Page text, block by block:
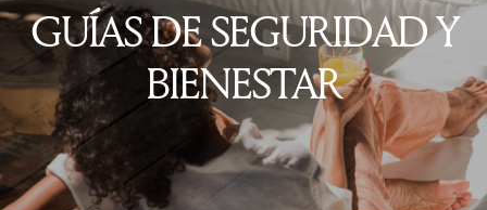
GUÍAS DE SEGURIDAD Y
BIENESTAR